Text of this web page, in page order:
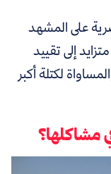
على المشهد
إلى تقييد
لكتلة أكبر